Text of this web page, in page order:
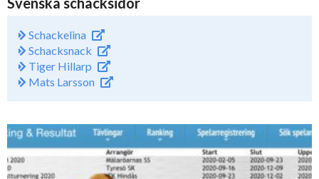
Schackelina
Schacksnack
Tiger Hillarp
Mats Larsson